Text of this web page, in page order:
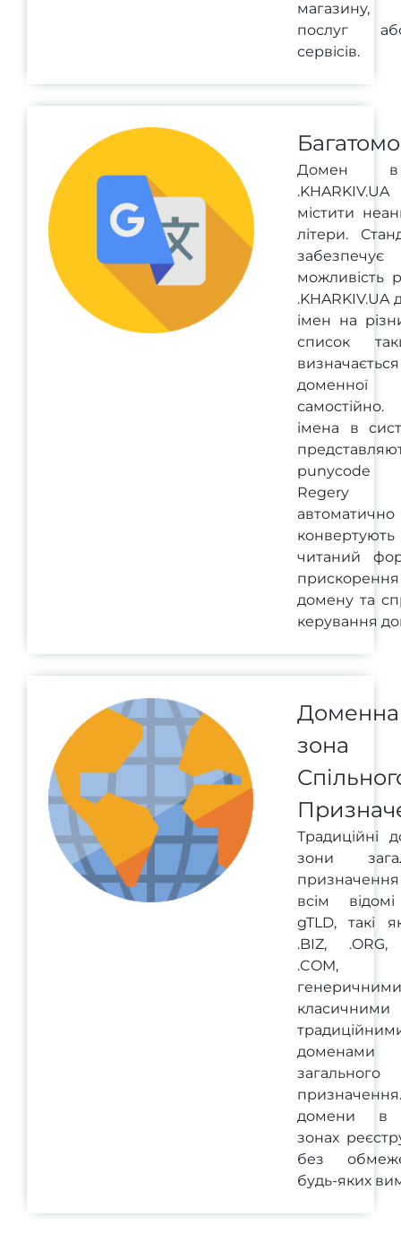
магазину,
послуг
сервісів.
Домен
містити
літери.
забезпечує
можливість
.KHARKIV.UA
імен на
список
доменної
імена в
punycode
Regery
автоматично
читаний
домену та
керування
Доменна
зона
Традиційні
зони
всім
gTLD, такі
.BIZ, .ORG,
.COM,
доменами
загального
домени в
зонах
без
будь-яких